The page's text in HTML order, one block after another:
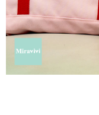
https://aftee.tw/terms/
３．未成年的使用者請事
「AFTEE先享後付」，若
任。
４．使用「AFTEE先享後
恩沛科技股份有限公司將